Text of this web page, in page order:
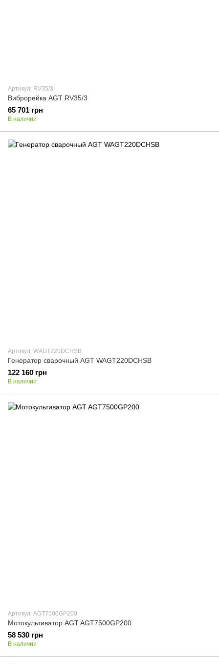
Артикул: RV35/3
Виброрейка AGT RV35/3
65 701 грн
В наличии
Артикул: WAGT220DCHSB
Генератор сварочный AGT WAGT220DCHSB
122 160 грн
В наличии
Артикул: AGT7500GP200
Мотокультиватор AGT AGT7500GP200
58 530 грн
В наличии